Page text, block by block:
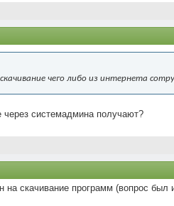
чего либо из интернета
через системадмина получают?
на скачивание программ (вопрос